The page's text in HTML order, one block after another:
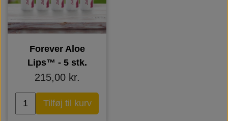
Forever Aloe
Lips™ - 5 stk.
215,00 kr.
Tilføj til kurv